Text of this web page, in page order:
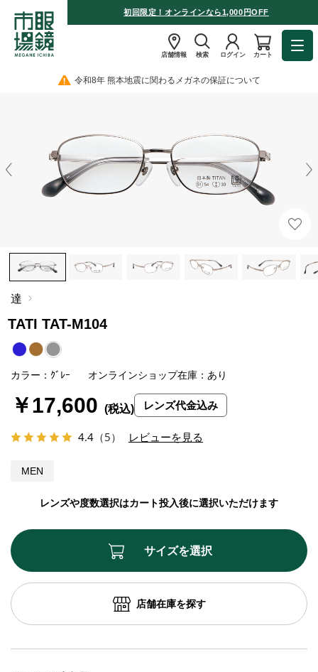
初回限定！オンラインなら1,000円OFF
店舗情報 検索 ログイン カート
令和8年 熊本地震に関わるメガネの保証について
達
TATI TAT-M104
4.4 （5） レビューを見る
MEN
カラー：ｸﾞﾚｰ オンラインショップ在庫：あり
レンズや度数選択はカート投入後に選択いただけます
￥17,600 レンズ代金込み
サイズを選択
店舗在庫を探す